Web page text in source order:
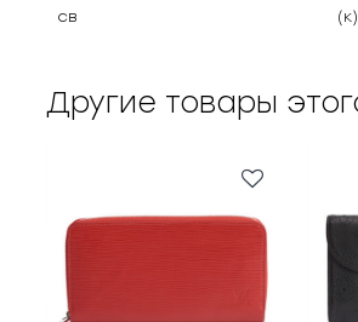
св
(к)
Другие товары